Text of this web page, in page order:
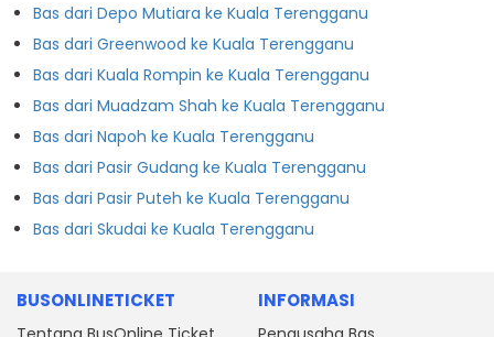
Bas dari Depo Mutiara ke Kuala Terengganu
Bas dari Greenwood ke Kuala Terengganu
Bas dari Kuala Rompin ke Kuala Terengganu
Bas dari Muadzam Shah ke Kuala Terengganu
Bas dari Napoh ke Kuala Terengganu
Bas dari Pasir Gudang ke Kuala Terengganu
Bas dari Pasir Puteh ke Kuala Terengganu
Bas dari Skudai ke Kuala Terengganu
BUSONLINETICKET INFORMASI